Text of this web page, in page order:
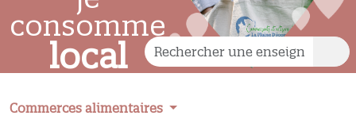
consomme
local
Commerces alimentaires